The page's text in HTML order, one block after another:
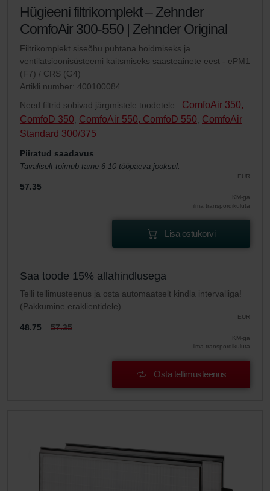
Hügieeni filtrikomplekt – Zehnder
ComfoAir 300-550 | Zehnder Original
Filtrikomplekt siseõhu puhtana hoidmiseks ja
ventilatsioonisüsteemi kaitsmiseks saasteainete eest - ePM1
(F7) / CRS (G4)
Artikli number: 400100084
Need filtrid sobivad järgmistele toodetele:: ComfoAir 350,
ComfoD 350 ComfoAir 550, ComfoD 550 ComfoAir
Standard 300/375
Piiratud saadavus
Tavaliselt toimub tarne 6-10 tööpäeva jooksul.
EUR
57.35
KM-ga
ilma transpordikuluta
Lisa ostukorvi
Saa toode 15% allahindlusega
Telli tellimusteenus ja osta automaatselt kindla intervalliga!
(Pakkumine eraklientidele)
EUR
48.75 57.35
KM-ga
ilma transpordikuluta
Osta tellimusteenus